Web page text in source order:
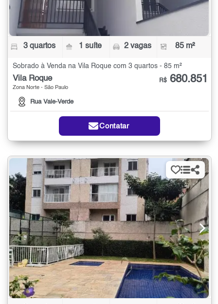
3 quartos 1 suíte 2 vagas 85 m²
Sobrado à Venda na Vila Roque com 3 quartos - 85 m²
Vila Roque
Zona Norte - São Paulo
Rua Vale-Verde
R$ 680.851
Contatar